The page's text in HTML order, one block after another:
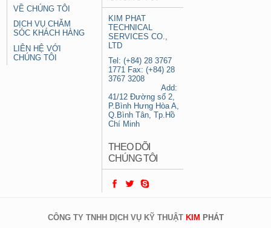
VỀ CHÚNG TÔI
DỊCH VỤ CHĂM
SÓC KHÁCH HÀNG
LIÊN HỆ VỚI
CHÚNG TÔI
KIM PHAT
TECHNICAL
SERVICES CO.,
LTD
Tel: (+84) 28 3767
1771 Fax: (+84) 28
3767 3208
Add:
41/12 Đường số 2,
P.Bình Hưng Hòa A,
Q.Bình Tân, Tp.Hồ
Chí Minh
THEO DÕI
CHÚNG TÔI
CÔNG TY TNHH DỊCH VỤ KỸ THUẬT KIM PHÁT